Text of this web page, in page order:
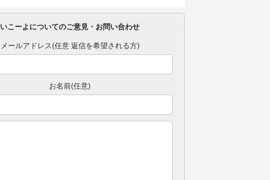
いこーよについてのご意見・お問い合わせ
メールアドレス(任意 返信を希望される方)
お名前(任意)